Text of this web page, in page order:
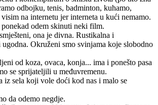
odbojku, tenis, badminton, kuhamo,
na internetu jer interneta u kući nemamo.
odem skinuti neki film.
ona je divna. Rustikalna i
Okruženi smo svinjama koje slobodno
od koza, ovaca, konja... ima i ponešto pasa
se sprijateljili u međuvremenu.
iz sela koji vole doći kod nas i malo se
da odemo negdje.